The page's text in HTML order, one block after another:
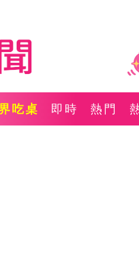
吃桌 即時 熱門